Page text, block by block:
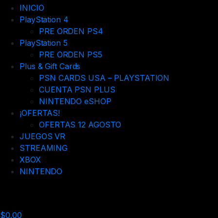
INICIO
PlayStation 4
PRE ORDEN PS4
PlayStation 5
PRE ORDEN PS5
Plus & Gift Cards
PSN CARDS USA – PLAYSTATION
CUENTA PSN PLUS
NINTENDO eSHOP
¡OFERTAS!
OFERTAS 12 AGOSTO
JUEGOS VR
STREAMING
XBOX
NINTENDO
$0.00